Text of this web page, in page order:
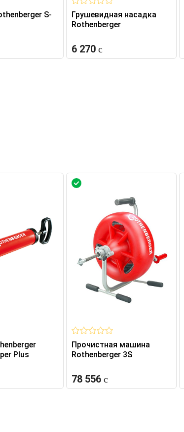
S-
Грушевидная насадка
Rothenberger
6 270
Plus
Прочистная машина
Rothenberger 3S
78 556